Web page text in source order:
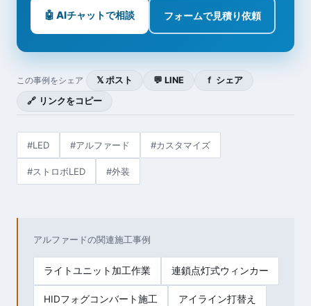
🤖 AIチャットで相談 フォームで見積り依頼
この事例をシェア 𝕏 ポスト 💬 LINE
ｆ シェア
🔗 リンクをコピー
#LED #アルファード #カスタマイズ
#ストロボLED #外装
アルファードの関連施工事例
ライトユニット加工作業 連鎖点灯式ウィンカー
HIDフォグコンバート施工 アイライン打替え